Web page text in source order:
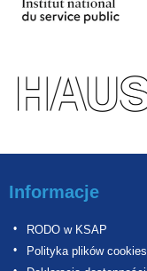
Informacje
RODO w KSAP
Polityka plików cookies